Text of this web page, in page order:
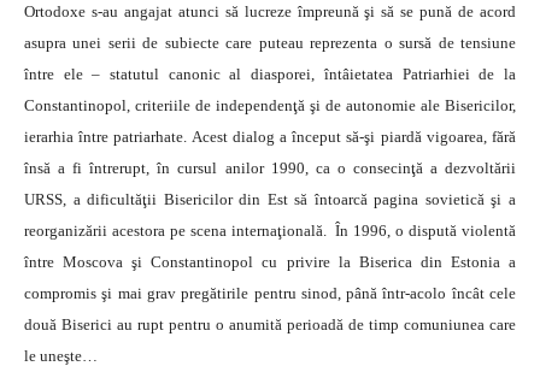
Ortodoxe s-au angajat atunci să lucreze împreună şi să se pună de acord
asupra unei serii de subiecte care puteau reprezenta o sursă de tensiune
între ele – statutul canonic al diasporei, întâietatea Patriarhiei de la
Constantinopol, criteriile de independenţă şi de autonomie ale Bisericilor,
ierarhia între patriarhate. Acest dialog a început să-şi piardă vigoarea, fără
însă a fi întrerupt, în cursul anilor 1990, ca o consecinţă a dezvoltării
URSS, a dificultăţii Bisericilor din Est să întoarcă pagina sovietică şi a
reorganizării acestora pe scena internaţională. În 1996, o dispută violentă
între Moscova şi Constantinopol cu privire la Biserica din Estonia a
compromis şi mai grav pregătirile pentru sinod, până într-acolo încât cele
două Biserici au rupt pentru o anumită perioadă de timp comuniunea care
le uneşte…